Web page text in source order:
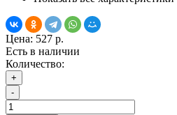
Цена: 527 р.
Есть в наличии
Количество:
+
-